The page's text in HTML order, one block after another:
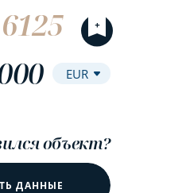
объект?
ДАННЫЕ